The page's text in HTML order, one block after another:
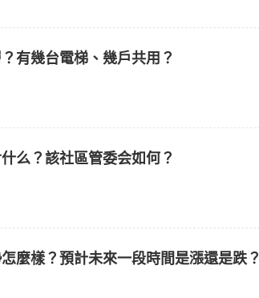
有幾台電梯、幾戶共用？
么？該社區管委会如何？
麼樣？預計未來一段時間是漲還是跌？